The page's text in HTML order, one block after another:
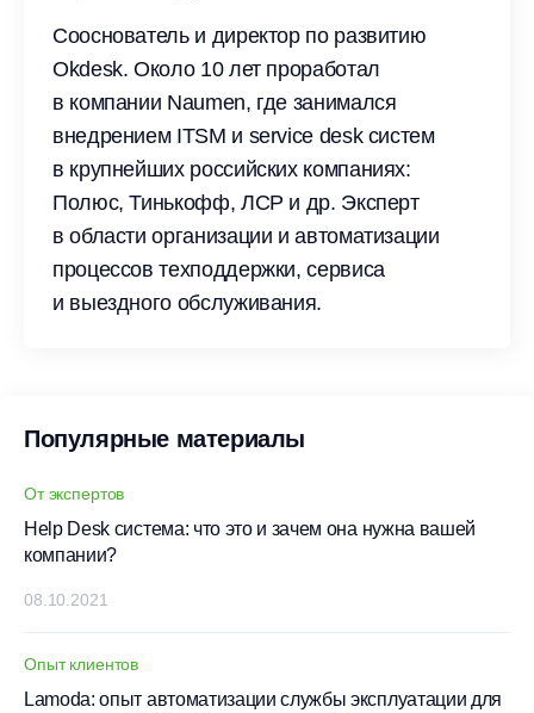
Сооснователь и директор по развитию
Okdesk. Около 10 лет проработал
в компании Naumen, где занимался
внедрением ITSM и service desk систем
в крупнейших российских компаниях:
Полюс, Тинькофф, ЛСР и др. Эксперт
в области организации и автоматизации
процессов техподдержки, сервиса
и выездного обслуживания.
Популярные материалы
От экспертов
Help Desk система: что это и зачем она нужна вашей
компании?
08.10.2021
Опыт клиентов
Lamoda: опыт автоматизации службы эксплуатации для